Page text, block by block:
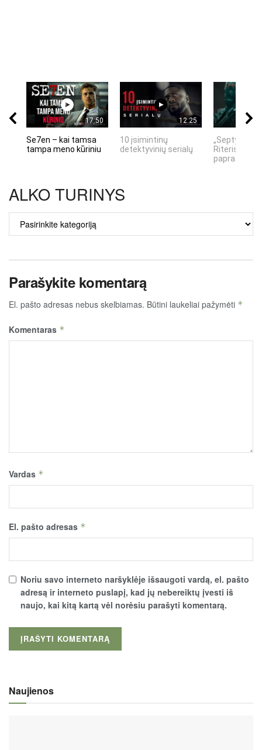
17:50
Se7en – kai tamsa
tampa meno kūriniu
12:25
10 įsimintinų
detektyvinių serialų
„Septynių
Riteris" – kai
ALKO TURINYS
ALKO
TURINYS
Parašykite komentarą
El. pašto adresas nebus skelbiamas. Būtini laukeliai pažymėti *
Komentaras *
Vardas *
El. pašto adresas *
Noriu savo interneto naršyklėje išsaugoti vardą, el. pašto
adresą ir interneto puslapį, kad jų nebereiktų įvesti iš
naujo, kai kitą kartą vėl norėsiu parašyti komentarą.
Naujienos